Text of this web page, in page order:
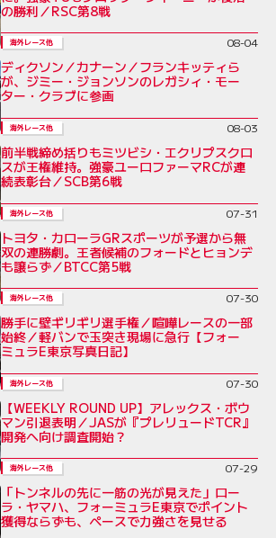
の勝利／RSC第8戦
海外レース他 08-04
ディクソン／カナーン／フランキッティら
が、ジミー・ジョンソンのレガシィ・モー
ター・クラブに参画
海外レース他 08-03
前半戦締め括りもミツビシ・エクリプスクロ
スが王権維持。強豪ユーロファーマRCが連
続表彰台／SCB第6戦
海外レース他 07-31
トヨタ・カローラGRスポーツが予選から無
双の連勝劇。王者候補のフォードとヒョンデ
も譲らず／BTCC第5戦
海外レース他 07-30
勝手に壁ギリギリ選手権／喧嘩レースの一部
始終／軽バンで玉突き現場に急行【フォー
ミュラE東京写真日記】
海外レース他 07-30
【WEEKLY ROUND UP】アレックス・ボウ
マン引退表明／JASが『プレリュードTCR』
開発へ向け調査開始？
海外レース他 07-29
「トンネルの先に一筋の光が見えた」ロー
ラ・ヤマハ、フォーミュラE東京でポイント
獲得ならずも、ペースで力強さを見せる